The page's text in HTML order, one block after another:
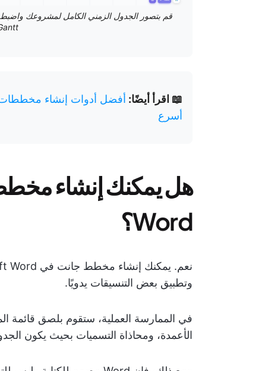
قم بتصور الجدول الزمني الكامل لمشروعك
📖 اقرأ أيضًا: أفضل أدوات إنشاء مخططات
أسرع
Word؟
وتطبيق بعض التنسيقات يدويًا.
في الممارسة العملية، ستقوم بلصق قائمة
الأعمدة، ومحاذاة التسميات بحيث يكون